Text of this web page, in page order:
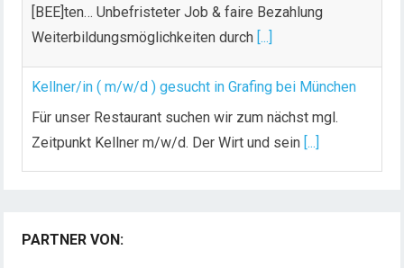
[BEE]ten… Unbefristeter Job & faire Bezahlung
Weiterbildungsmöglichkeiten durch [...]
Kellner/in ( m/w/d ) gesucht in Grafing bei München
Für unser Restaurant suchen wir zum nächst mgl.
Zeitpunkt Kellner m/w/d. Der Wirt und sein [...]
Dein Arbeitsplatz mit Urlaubsfeeling Chef de Rang
PARTNER VON: